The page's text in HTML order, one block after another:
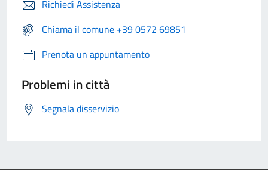
Richiedi Assistenza
Chiama il comune +39 0572 69851
Prenota un appuntamento
Problemi in città
Segnala disservizio